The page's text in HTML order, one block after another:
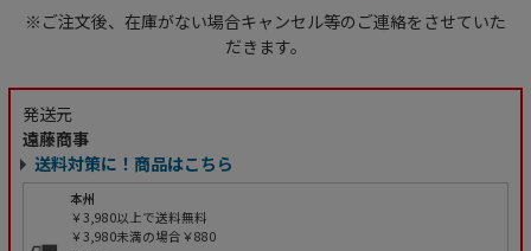
※ご注文後、在庫がない場合キャンセル等のご連絡をさせていた
だきます。
発送元
遠藤商事
送料対策に！商品はこちら
本州
￥3,980以上で送料無料
￥3,980未満の場合￥880